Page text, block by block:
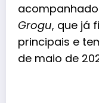
Grogu, que já
principais e
de maio de